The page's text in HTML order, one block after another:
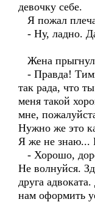
девочку себе.
Я пожал
- Ну, ладно.
Жена
- Правда!
так рада, что
меня такой
мне,
Нужно же это
Я же не знаю...
- Хорошо,
Не волнуйся.
друга
нам оформить